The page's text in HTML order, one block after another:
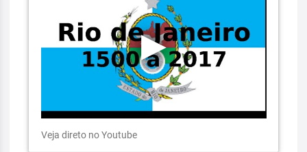
Veja direto no Youtube